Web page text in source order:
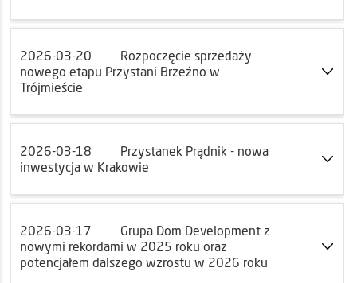
2026-03-20
Rozpoczęcie sprzedaży
nowego etapu Przystani Brzeźno w
Trójmieście
2026-03-18
Przystanek Prądnik - nowa
inwestycja w Krakowie
2026-03-17
Grupa Dom Development z
nowymi rekordami w 2025 roku oraz
potencjałem dalszego wzrostu w 2026 roku